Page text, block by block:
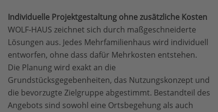
Individuelle Projektgestaltung ohne zusätzliche Kosten
WOLF-HAUS zeichnet sich durch maßgeschneiderte
Lösungen aus. Jedes Mehrfamilienhaus wird individuell
entworfen, ohne dass dafür Mehrkosten entstehen.
Die Planung wird exakt an die
Grundstücksgegebenheiten, das Nutzungskonzept und
die bevorzugte Zielgruppe abgestimmt. Bestandteil des
Angebots sind sowohl eine Ortsbegehung als auch